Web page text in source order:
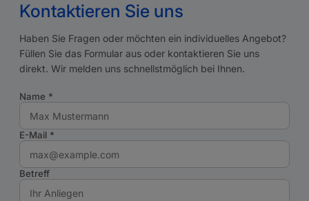
Kontaktieren Sie uns
Haben Sie Fragen oder möchten ein individuelles Angebot?
Füllen Sie das Formular aus oder kontaktieren Sie uns
direkt. Wir melden uns schnellstmöglich bei Ihnen.
Name *
E-Mail *
Betreff